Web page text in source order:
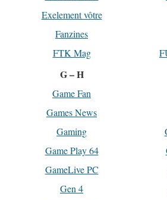
Exelement vôtre
Fanzines
FTK Mag
G – H
Game Fan
Games News
Gaming
Game Play 64
GameLive PC
Gen 4